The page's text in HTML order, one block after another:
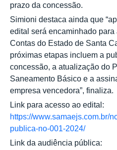
prazo da concessão.
Simioni destaca ainda que
edital será encaminhado
Contas do Estado de Santa
próximas etapas incluem a
concessão, a atualização do
Saneamento Básico e a
empresa vencedora”, finaliza.
Link para acesso ao edital:
https://www.samaejs.com.br/
publica-no-001-2024/
Link da audiência pública: